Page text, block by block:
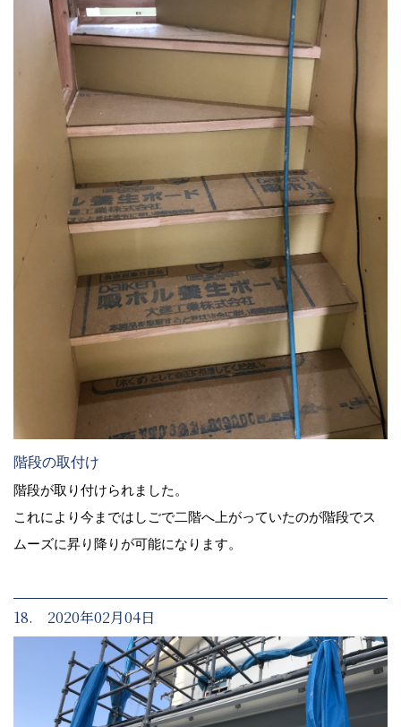
階段の取付け
階段が取り付けられました。
これにより今まではしごで二階へ上がっていたのが階段でス
ムーズに昇り降りが可能になります。
18. 2020年02月04日